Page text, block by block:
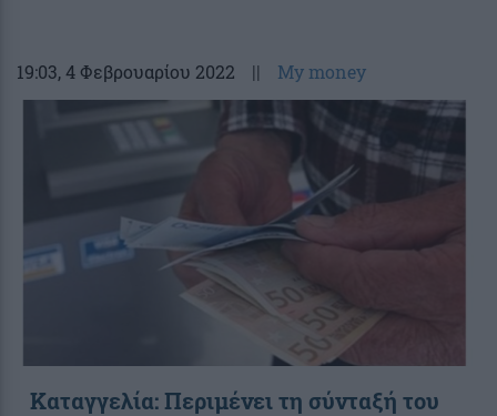
19:03, 4 Φεβρουαρίου 2022 || My money
Καταγγελία: Περιμένει τη σύνταξή του